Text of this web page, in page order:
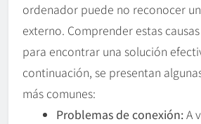
ordenador puede no reconocer
externo. Comprender estas
para encontrar una solución
continuación, se presentan
más comunes:
Problemas de conexión:A